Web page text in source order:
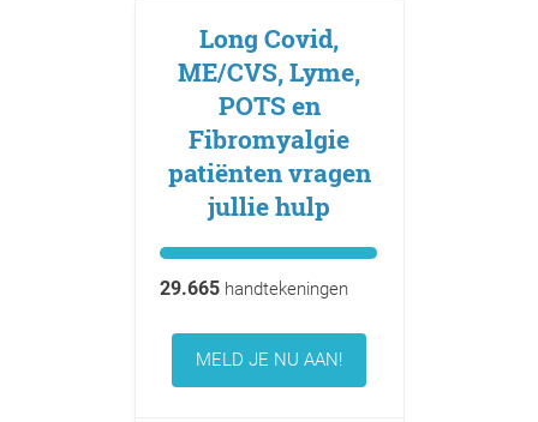
Long Covid,
ME/CVS, Lyme,
POTS en
Fibromyalgie
patiënten vragen
jullie hulp
29.665handtekeningen
MELD JE NU AAN!